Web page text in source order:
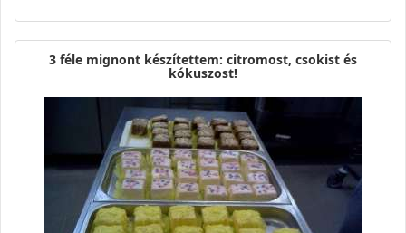
3 féle mignont készítettem: citromost, csokist és
kókuszost!